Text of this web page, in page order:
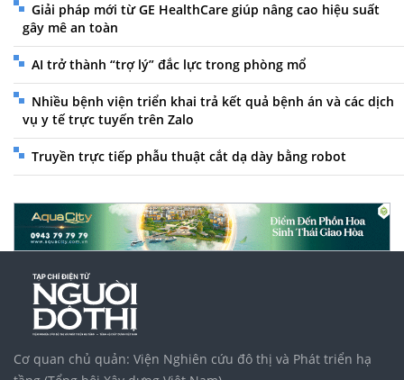
Giải pháp mới từ GE HealthCare giúp nâng cao hiệu suất
gây mê an toàn
AI trở thành “trợ lý” đắc lực trong phòng mổ
Nhiều bệnh viện triển khai trả kết quả bệnh án và các dịch
vụ y tế trực tuyến trên Zalo
Truyền trực tiếp phẫu thuật cắt dạ dày bằng robot
Cơ quan chủ quản: Viện Nghiên cứu đô thị và Phát triển hạ